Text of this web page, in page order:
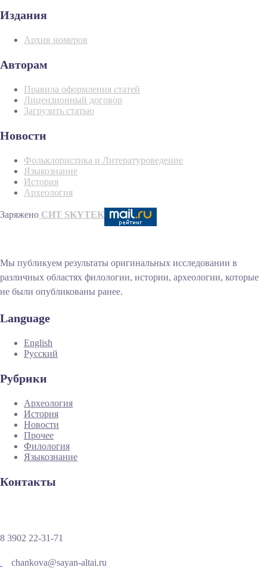
Издания
Архив номеров
Авторам
Правила оформления статей
Лицензионный договор
Загрузить статью
Новости
Фольклористика и Литературоведение
Языкознание
История
Археология
Заряжено СИТ SKYTEK
Мы публикуем результаты оригинальных исследовании в
различных областях филологии, истории, археологии, которые
не были опубликованы ранее.
Language
English
Русский
Рубрики
Археология
История
Новости
Прочее
Филология
Языкознание
Контакты
8 3902 22-31-71
chankova@sayan-altai.ru